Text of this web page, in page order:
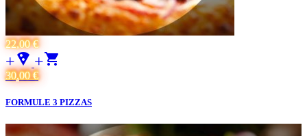
22,00 €
+local_pizza +
30,00 €
FORMULE 3 PIZZAS